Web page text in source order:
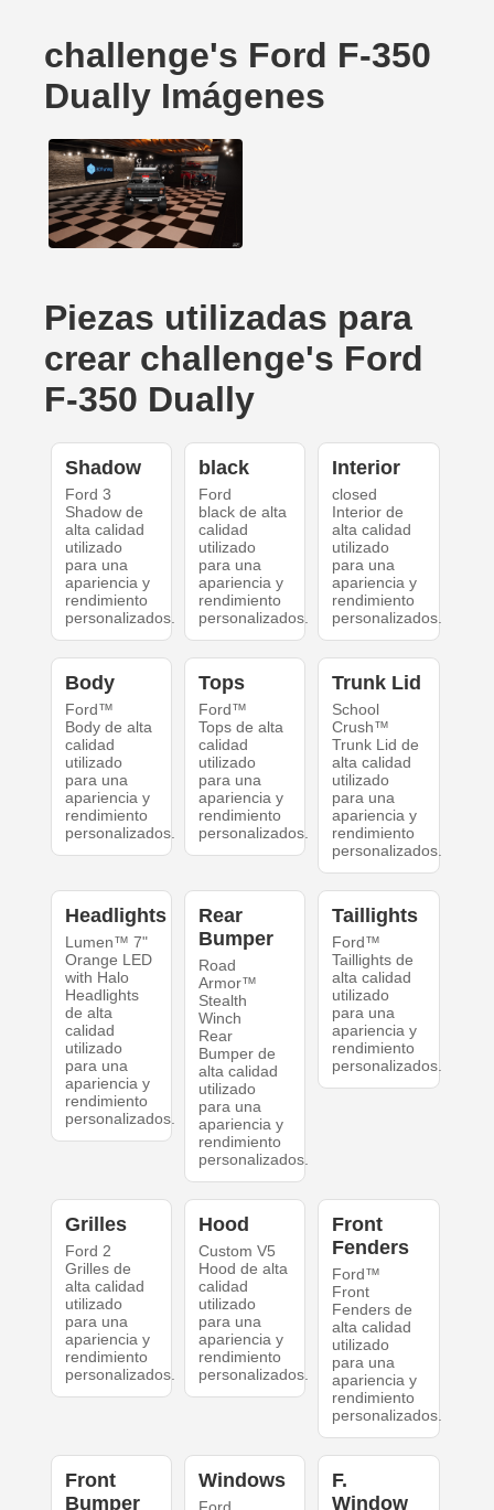
challenge's Ford F-350
Dually Imágenes
Piezas utilizadas para
crear challenge's Ford
F-350 Dually
Shadow
Ford 3
Shadow de
alta calidad
utilizado
para una
apariencia y
rendimiento
personalizados.
black
Ford
black de alta
calidad
utilizado
para una
apariencia y
rendimiento
personalizados.
Interior
closed
Interior de
alta calidad
utilizado
para una
apariencia y
rendimiento
personalizados.
Body
Ford™
Body de alta
calidad
utilizado
para una
apariencia y
rendimiento
personalizados.
Tops
Ford™
Tops de alta
calidad
utilizado
para una
apariencia y
rendimiento
personalizados.
Trunk Lid
School
Crush™
Trunk Lid de
alta calidad
utilizado
para una
apariencia y
rendimiento
personalizados.
Headlights
Lumen™ 7"
Orange LED
with Halo
Headlights
de alta
calidad
utilizado
para una
apariencia y
rendimiento
personalizados.
Rear
Bumper
Road
Armor™
Stealth
Winch
Rear
Bumper de
alta calidad
utilizado
para una
apariencia y
rendimiento
personalizados.
Taillights
Ford™
Taillights de
alta calidad
utilizado
para una
apariencia y
rendimiento
personalizados.
Grilles
Ford 2
Grilles de
alta calidad
utilizado
para una
apariencia y
rendimiento
personalizados.
Hood
Custom V5
Hood de alta
calidad
utilizado
para una
apariencia y
rendimiento
personalizados.
Front
Fenders
Ford™
Front
Fenders de
alta calidad
utilizado
para una
apariencia y
rendimiento
personalizados.
Front
Bumper
Windows
F.
Window